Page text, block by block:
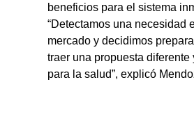
beneficios para el sistema
“Detectamos una necesidad
mercado y decidimos
traer una propuesta diferente
para la salud”, explicó